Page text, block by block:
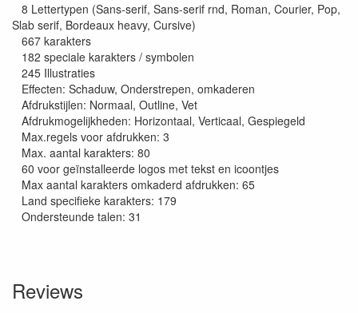
8 Lettertypen (Sans-serif, Sans-serif rnd, Roman, Courier, Pop,
Slab serif, Bordeaux heavy, Cursive)
667 karakters
182 speciale karakters / symbolen
245 Illustraties
Effecten: Schaduw, Onderstrepen, omkaderen
Afdrukstijlen: Normaal, Outline, Vet
Afdrukmogelijkheden: Horizontaal, Verticaal, Gespiegeld
Max.regels voor afdrukken: 3
Max. aantal karakters: 80
60 voor geïnstalleerde logos met tekst en icoontjes
Max aantal karakters omkaderd afdrukken: 65
Land specifieke karakters: 179
Ondersteunde talen: 31
Reviews